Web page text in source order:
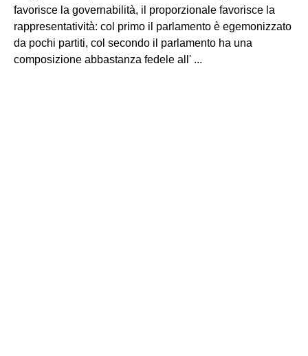
favorisce la governabilità, il proporzionale favorisce la
rappresentatività: col primo il parlamento è egemonizzato
da pochi partiti, col secondo il parlamento ha una
composizione abbastanza fedele all' ...